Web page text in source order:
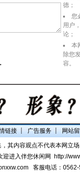
德；
您
用户
论；
本
除您
容。
链接 ┋ 广告服务 ┋ 网站
其内容观点不代表本网立
迎进入伴您休闲网
http://
客服电话：